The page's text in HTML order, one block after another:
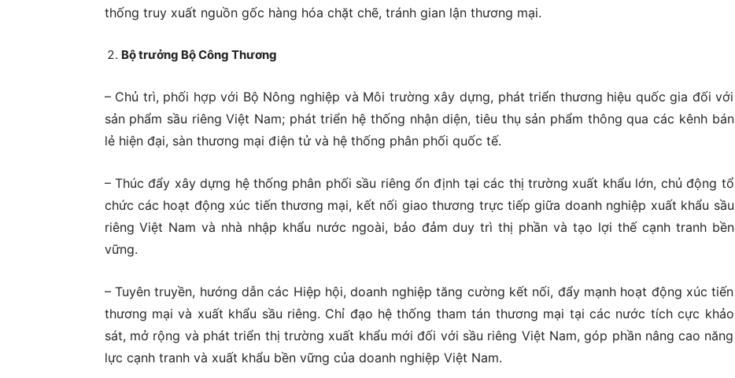
thống truy xuất nguồn gốc hàng hóa chặt chẽ, tránh gian lận thương mại.
Bộ trưởng Bộ Công Thương
– Chủ trì, phối hợp với Bộ Nông nghiệp và Môi trường xây dựng, phát triển thương hiệu quốc gia đối với
sản phẩm sầu riêng Việt Nam; phát triển hệ thống nhận diện, tiêu thụ sản phẩm thông qua các kênh bán
lẻ hiện đại, sàn thương mại điện tử và hệ thống phân phối quốc tế.
– Thúc đẩy xây dựng hệ thống phân phối sầu riêng ổn định tại các thị trường xuất khẩu lớn, chủ động tổ
chức các hoạt động xúc tiến thương mại, kết nối giao thương trực tiếp giữa doanh nghiệp xuất khẩu sầu
riêng Việt Nam và nhà nhập khẩu nước ngoài, bảo đảm duy trì thị phần và tạo lợi thế cạnh tranh bền
vững.
– Tuyên truyền, hướng dẫn các Hiệp hội, doanh nghiệp tăng cường kết nối, đẩy mạnh hoạt động xúc tiến
thương mại và xuất khẩu sầu riêng. Chỉ đạo hệ thống tham tán thương mại tại các nước tích cực khảo
sát, mở rộng và phát triển thị trường xuất khẩu mới đối với sầu riêng Việt Nam, góp phần nâng cao năng
lực cạnh tranh và xuất khẩu bền vững của doanh nghiệp Việt Nam.